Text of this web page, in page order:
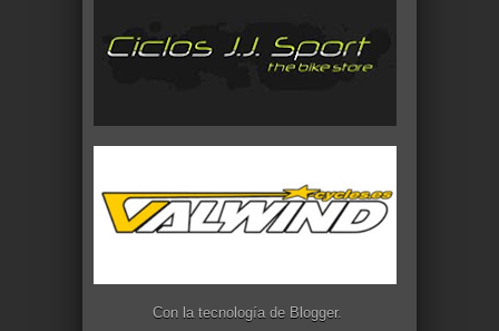
Con la tecnología de Blogger.